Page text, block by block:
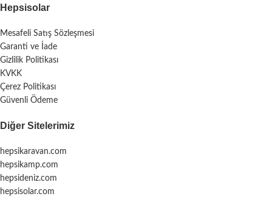
Hepsisolar
Mesafeli Satış Sözleşmesi
Garanti ve İade
Gizlilik Politikası
KVKK
Çerez Politikası
Güvenli Ödeme
Diğer Sitelerimiz
hepsikaravan.com
hepsikamp.com
hepsideniz.com
hepsisolar.com